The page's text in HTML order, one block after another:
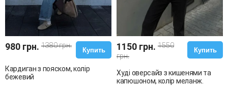
980 грн. 1380 грн.
Купить
Кардиган з пояском, колір
бежевий
1150 грн. 1550
грн.
Купить
Худі оверсайз з кишенями та
капюшоном, колір меланж.